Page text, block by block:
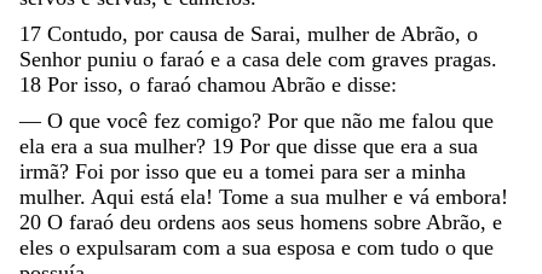
17 Contudo, por causa de Sarai, mulher de Abrão, o
Senhor puniu o faraó e a casa dele com graves pragas.
18 Por isso, o faraó chamou Abrão e disse:
— O que você fez comigo? Por que não me falou que
ela era a sua mulher? 19 Por que disse que era a sua
irmã? Foi por isso que eu a tomei para ser a minha
mulher. Aqui está ela! Tome a sua mulher e vá embora!
20 O faraó deu ordens aos seus homens sobre Abrão, e
eles o expulsaram com a sua esposa e com tudo o que